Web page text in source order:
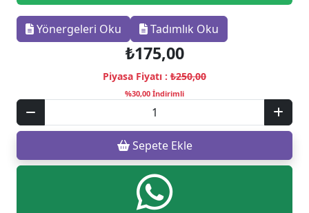
Yönergeleri Oku Tadımlık Oku
₺175,00
Piyasa Fiyatı : ₺250,00
%30,00 İndirimli
Sepete Ekle